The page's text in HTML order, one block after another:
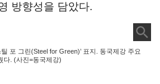
방향성을 담았다.
포 그린(Steel for Green)’ 표지. 동국제강 주요
다. (사진=동국제강)